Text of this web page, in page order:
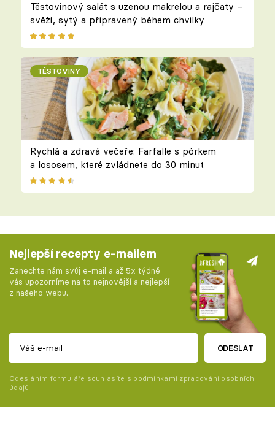
Těstovinový salát s uzenou makrelou a rajčaty –
svěží, sytý a připravený během chvilky
TĚSTOVINY
Rychlá a zdravá večeře: Farfalle s pórkem
a lososem, které zvládnete do 30 minut
Nejlepší recepty e-mailem
Zanechte nám svůj e-mail a až 5x týdně
vás upozorníme na to nejnovější a nejlepší
z našeho webu.
ODESLAT
Odesláním formuláře souhlasíte s podmínkami zpracování osobních
údajů